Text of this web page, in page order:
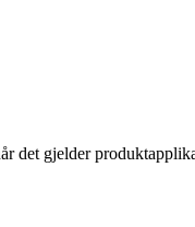
det gjelder